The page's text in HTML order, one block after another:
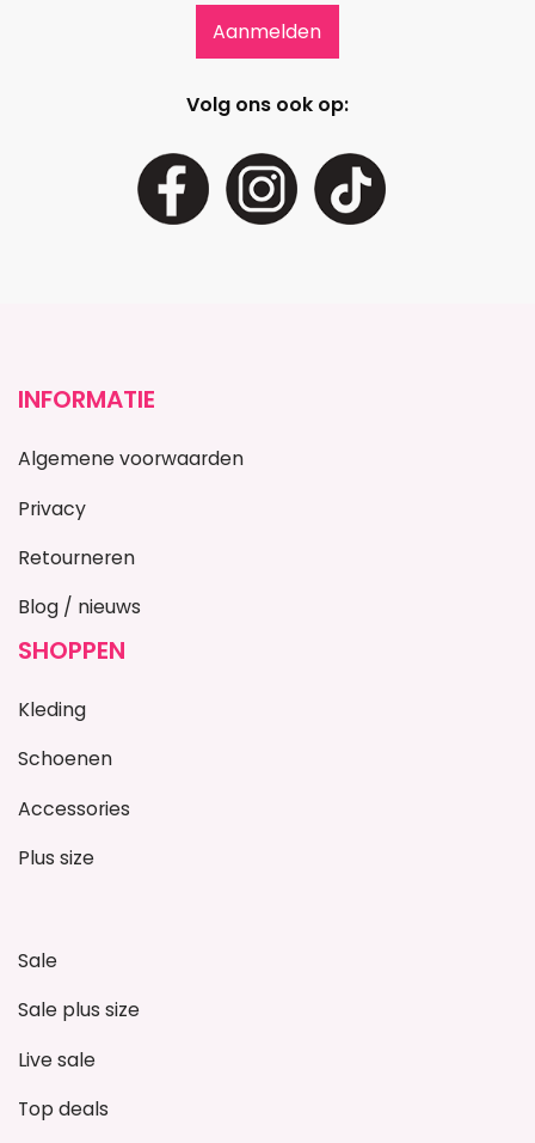
Volg ons ook op:
INFORMATIE
Algemene voorwaarden
Privacy
Retourneren
Blog / nieuws
SHOPPEN
Kleding
Schoenen
Accessories
Plus size
Sale
Sale plus size
Live sale
Top deals